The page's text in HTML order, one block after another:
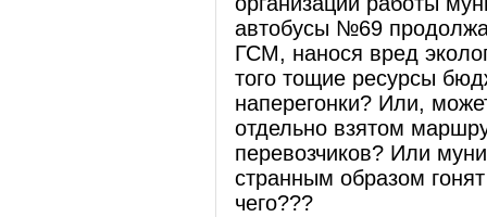
автобусы №69
ГСМ, нанося вред
того тощие ресурсы
наперегонки? Или,
отдельно взятом
перевозчиков? Или
странным образом
чего???